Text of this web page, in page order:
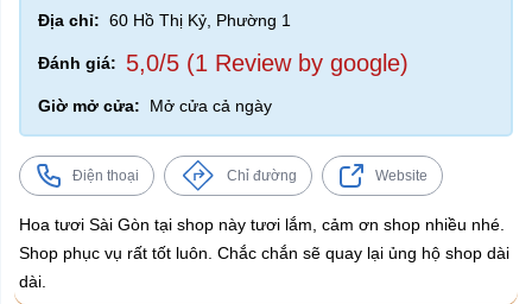
Địa chỉ: 60 Hồ Thị Kỷ, Phường 1
Đánh giá: 5,0/5 (1 Review by google)
Giờ mở cửa: Mở cửa cả ngày
Điện thoại Chỉ đường Website
Hoa tươi Sài Gòn tại shop này tươi lắm, cảm ơn shop nhiều nhé.
Shop phục vụ rất tốt luôn. Chắc chắn sẽ quay lại ủng hộ shop dài
dài.